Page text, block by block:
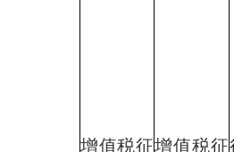
增值税征增值税征